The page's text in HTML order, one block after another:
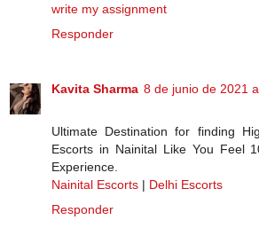
write my assignment
Responder
Kavita Sharma 8 de junio de 2021
Ultimate Destination for finding
Escorts in Nainital Like You Feel
Experience.
Nainital Escorts | Delhi Escorts
Responder